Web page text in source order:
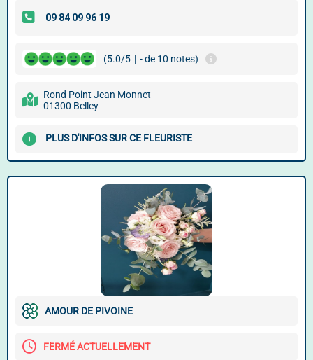
(5.0/5 | - de 10 notes)
Rond Point Jean Monnet
01300 Belley
PLUS D'INFOS SUR CE FLEURISTE
AMOUR DE PIVOINE
FERMÉ ACTUELLEMENT